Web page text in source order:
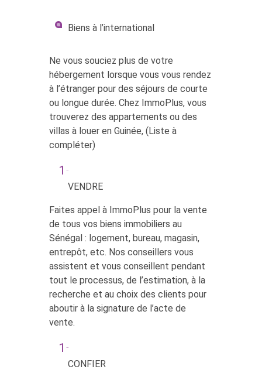
Biens à l’international
Ne vous souciez plus de votre
hébergement lorsque vous vous rendez
à l’étranger pour des séjours de courte
ou longue durée. Chez ImmoPlus, vous
trouverez des appartements ou des
villas à louer en Guinée, (Liste à
compléter)
VENDRE
Faites appel à ImmoPlus pour la vente
de tous vos biens immobiliers au
Sénégal : logement, bureau, magasin,
entrepôt, etc. Nos conseillers vous
assistent et vous conseillent pendant
tout le processus, de l’estimation, à la
recherche et au choix des clients pour
aboutir à la signature de l’acte de
vente.
CONFIER